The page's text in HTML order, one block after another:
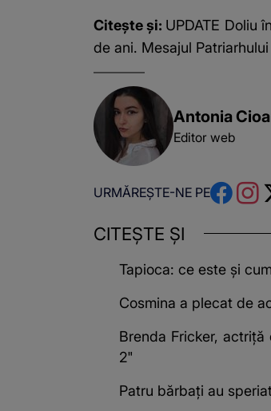
Citește și: UPDATE Doliu
de ani. Mesajul
Antonia
Editor web
URMĂREȘTE-NE PE
CITEȘTE ȘI
Tapioca: ce este și
Cosmina a plecat de
Brenda Fricker,
2"
Patru bărbați au